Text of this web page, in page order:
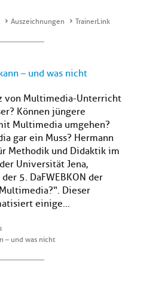
Auszeichnungen TrainerLink
– und was nicht
von Multimedia-Unterricht
Können jüngere
Multimedia umgehen?
gar ein Muss? Hermann
Methodik und Didaktik im
Universität Jena,
5. DaFWEBKON der
Dieser
einige...
– und was nicht